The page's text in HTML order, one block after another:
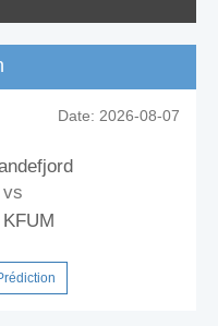
Date: 2026-08-07
vs
KFUM